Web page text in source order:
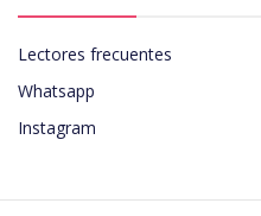
Lectores frecuentes
Whatsapp
Instagram